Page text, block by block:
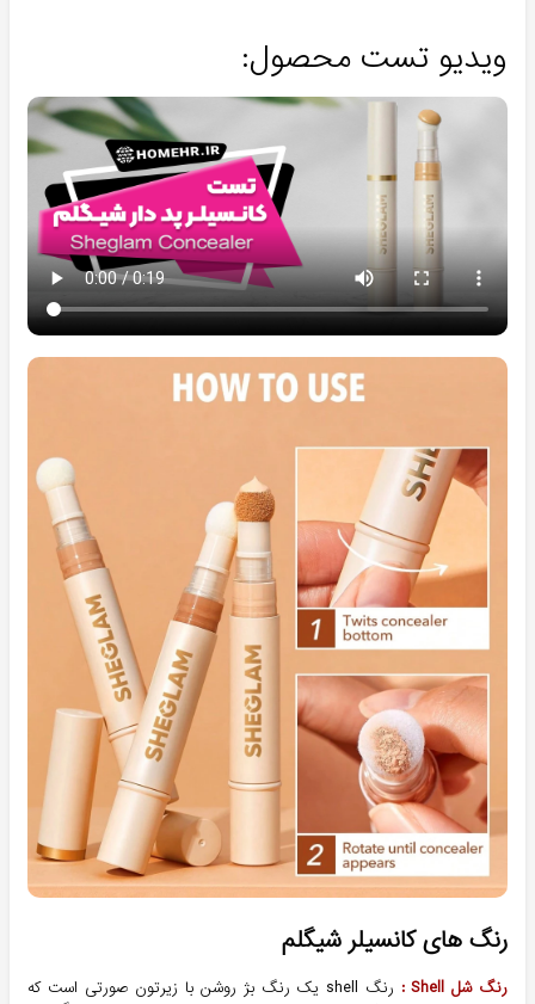
ویدیو تست محصول:
رنگ های کانسیلر شیگلم
رنگ شل Shell :
رنگ shell یک رنگ بژ روشن با زیرتون صورتی است که